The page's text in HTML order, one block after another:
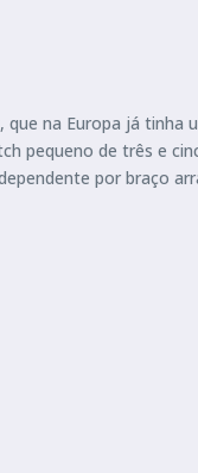
que na Europa já
pequeno de três e
por braço